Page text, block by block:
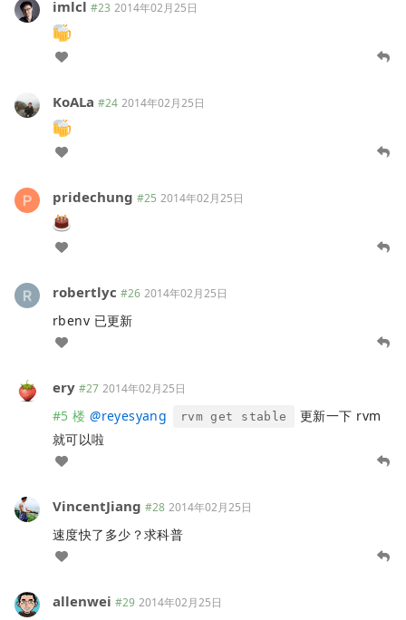
imlcl #23 2014年02月25日
KoALa #24 2014年02月25日
pridechung #25 2014年02月25日
robertlyc #26 2014年02月25日
rbenv 已更新
ery #27 2014年02月25日
#5 楼 @reyesyang rvm get stable
更新一下 rvm
就可以啦
VincentJiang #28 2014年02月25日
速度快了多少？求科普
allenwei #29 2014年02月25日